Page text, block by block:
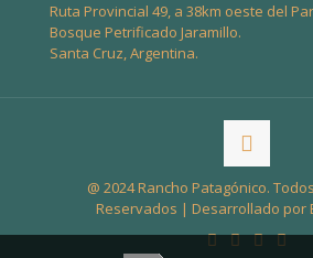
Ruta Provincial 49, a 38km oeste del
Bosque Petrificado Jaramillo.
Santa Cruz, Argentina.
@ 2024 Rancho Patagónico.
Reservados | Desarrollado por